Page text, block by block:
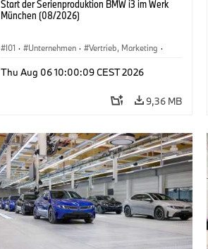
Start der Serienproduktion BMW i3 im Werk
München (08/2026)
I01 · Unternehmen · Vertrieb, Marketing ·
Thu Aug 06 10:00:09 CEST 2026
9,36 MB